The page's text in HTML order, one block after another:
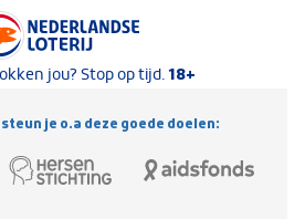
jou? Stop op tijd.18+
je o.a deze goede doelen:
Loterij